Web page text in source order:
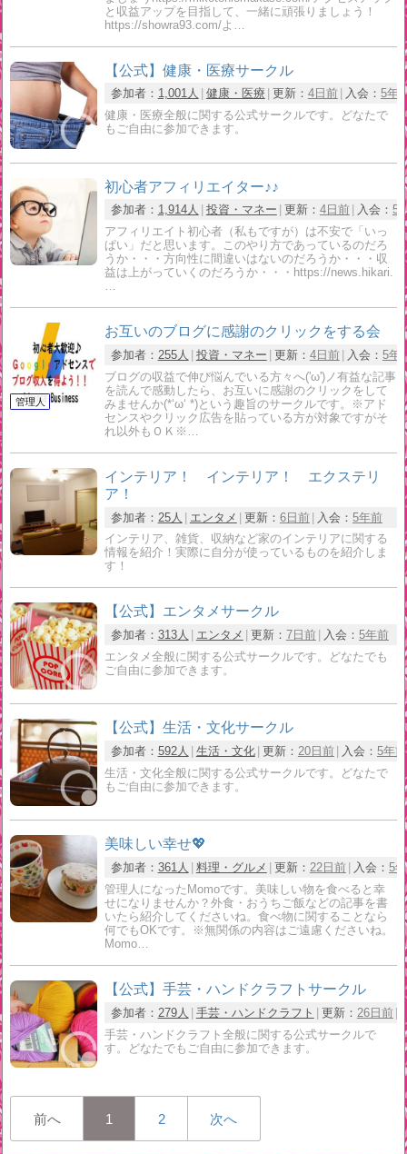
と収益アップを目指して、一緒に頑張りましょう！
https://showra93.com/よ…
【公式】健康・医療サークル
参加者： 1,001人 健康・医療 更新： 4日前 入会： 5年
健康・医療全般に関する公式サークルです。どなたで
もご自由に参加できます。
初心者アフィリエイター♪♪
参加者： 1,914人 投資・マネー 更新： 4日前 入会： 5
アフィリエイト初心者（私もですが）は不安で「いっ
ぱい」だと思います。このやり方であっているのだろ
うか・・・方向性に間違いはないのだろうか・・・収
益は上がっていくのだろうか・・・https://news.hikari.
…
お互いのブログに感謝のクリックをする会
参加者： 255人 投資・マネー 更新： 4日前 入会： 5年
ブログの収益で伸び悩んでいる方々へ('ω')ノ有益な記事
を読んで感動したら、お互いに感謝のクリックをして
みませんか(*‘ω‘ *)という趣旨のサークルです。※アド
センスやクリック広告を貼っている方が対象ですがそ
れ以外もＯＫ※…
インテリア！ インテリア！ エクステリ
ア！
参加者： 25人 エンタメ 更新： 6日前 入会： 5年前
インテリア、雑貨、収納など家のインテリアに関する
情報を紹介！実際に自分が使っているものを紹介しま
す！
【公式】エンタメサークル
参加者： 313人 エンタメ 更新： 7日前 入会： 5年前
エンタメ全般に関する公式サークルです。どなたでも
ご自由に参加できます。
【公式】生活・文化サークル
参加者： 592人 生活・文化 更新： 20日前 入会： 5年前
生活・文化全般に関する公式サークルです。どなたで
もご自由に参加できます。
美味しい幸せ💖
参加者： 361人 料理・グルメ 更新： 22日前 入会： 5
管理人になったMomoです。美味しい物を食べると幸
せになりませんか？外食・おうちご飯などの記事を書
いたら紹介してくださいね。食べ物に関することなら
何でもOKです。※無関係の内容はご遠慮くださいね。
Momo…
【公式】手芸・ハンドクラフトサークル
参加者： 279人 手芸・ハンドクラフト 更新： 26日前
手芸・ハンドクラフト全般に関する公式サークルで
す。どなたでもご自由に参加できます。
前へ 1 2 次へ